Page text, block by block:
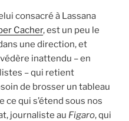
consacré à Lassana
Cacher, est un peu le
une direction, et
inattendu – en
– qui retient
de brosser un tableau
qui s’étend sous nos
journaliste au Figaro, qui